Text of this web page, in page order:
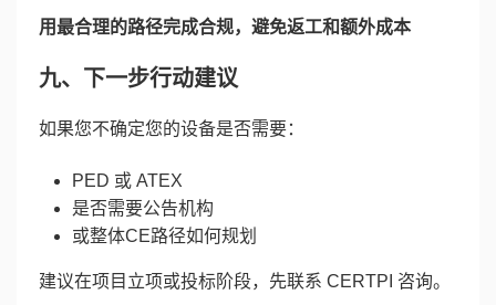
用最合理的路径完成合规，避免返工和额外成本
九、下一步行动建议
如果您不确定您的设备是否需要：
PED 或 ATEX
是否需要公告机构
或整体CE路径如何规划
建议在项目立项或投标阶段，先联系 CERTPI 咨询。